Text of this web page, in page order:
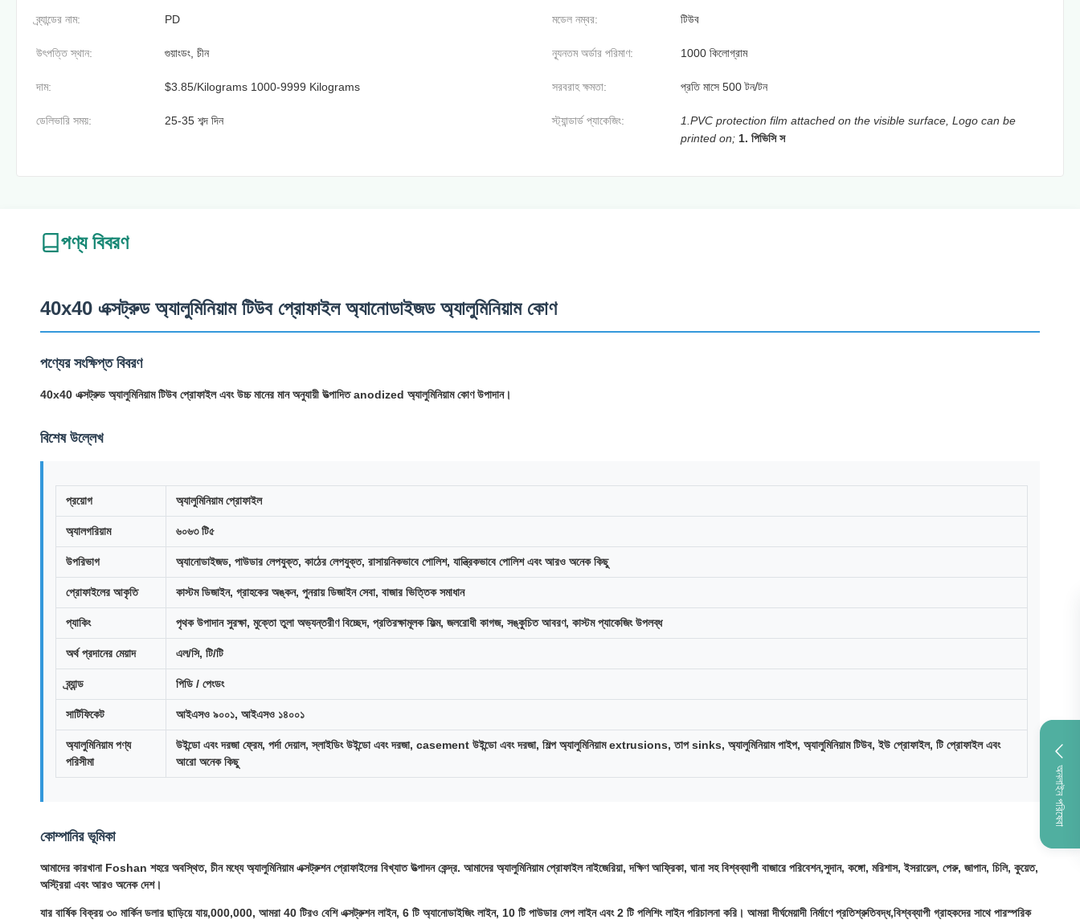
অনলাইন পরিষেবা
ব্র্যান্ডের নাম: PD মডেল নম্বর: টিউব
উৎপত্তি স্থান: গুয়াংডং, চীন ন্যূনতম অর্ডার পরিমাণ: 1000 কিলোগ্রাম
দাম: $3.85/Kilograms 1000-9999 Kilograms সরবরাহ ক্ষমতা: প্রতি মাসে 500 টন/টন
ডেলিভারি সময়: 25-35 শব্দ দিন স্ট্যান্ডার্ড প্যাকেজিং:
1.PVC protection film attached on the visible surface, Logo can be
printed on; 1. পিভিসি স
পণ্য বিবরণ
40x40 এক্সট্রুড অ্যালুমিনিয়াম টিউব প্রোফাইল অ্যানোডাইজড অ্যালুমিনিয়াম কোণ
পণ্যের সংক্ষিপ্ত বিবরণ
40x40 এক্সট্রুড অ্যালুমিনিয়াম টিউব প্রোফাইল এবং উচ্চ মানের মান অনুযায়ী উত্পাদিত anodized অ্যালুমিনিয়াম কোণ উপাদান।
বিশেষ উল্লেখ
প্রয়োগ অ্যালুমিনিয়াম প্রোফাইল
অ্যালগরিয়াম ৬০৬৩ টি৫
উপরিভাগ অ্যানোডাইজড, পাউডার লেপযুক্ত, কাঠের লেপযুক্ত, রাসায়নিকভাবে পোলিশ, যান্ত্রিকভাবে পোলিশ এবং আরও অনেক কিছু
প্রোফাইলের আকৃতি কাস্টম ডিজাইন, গ্রাহকের অঙ্কন, পুনরায় ডিজাইন সেবা, বাজার ভিত্তিক সমাধান
প্যাকিং পৃথক উপাদান সুরক্ষা, মুক্তো তুলা অভ্যন্তরীণ বিচ্ছেদ, প্রতিরক্ষামূলক ফিল্ম, জলরোধী কাগজ, সঙ্কুচিত আবরণ, কাস্টম প্যাকেজিং উপলব্ধ
অর্থ প্রদানের মেয়াদ এল/সি, টি/টি
ব্র্যান্ড পিডি / পেংডং
সার্টিফিকেট আইএসও ৯০০১, আইএসও ১৪০০১
অ্যালুমিনিয়াম পণ্য
পরিসীমা
উইন্ডো এবং দরজা ফ্রেম, পর্দা দেয়াল, স্লাইডিং উইন্ডো এবং দরজা, casement উইন্ডো এবং দরজা, শিল্প অ্যালুমিনিয়াম extrusions, তাপ sinks, অ্যালুমিনিয়াম পাইপ, অ্যালুমিনিয়াম টিউব, ইউ প্রোফাইল, টি প্রোফাইল এবং
আরো অনেক কিছু
কোম্পানির ভূমিকা
আমাদের কারখানা Foshan শহরে অবস্থিত, চীন মধ্যে অ্যালুমিনিয়াম এক্সট্রুশন প্রোফাইলের বিখ্যাত উত্পাদন কেন্দ্র. আমাদের অ্যালুমিনিয়াম প্রোফাইল নাইজেরিয়া, দক্ষিণ আফ্রিকা, ঘানা সহ বিশ্বব্যাপী বাজারে পরিবেশন,সুদান, কঙ্গো, মরিশাস, ইসরায়েল, পেরু, জাপান, চিলি, কুয়েত,
অস্ট্রিয়া এবং আরও অনেক দেশ।
যার বার্ষিক বিক্রয় ৩০ মার্কিন ডলার ছাড়িয়ে যায়,000,000, আমরা 40 টিরও বেশি এক্সট্রুশন লাইন, 6 টি অ্যানোডাইজিং লাইন, 10 টি পাউডার লেপ লাইন এবং 2 টি পলিশিং লাইন পরিচালনা করি। আমরা দীর্ঘমেয়াদী নির্মাণে প্রতিশ্রুতিবদ্ধ,বিশ্বব্যাপী গ্রাহকদের সাথে পারস্পরিক